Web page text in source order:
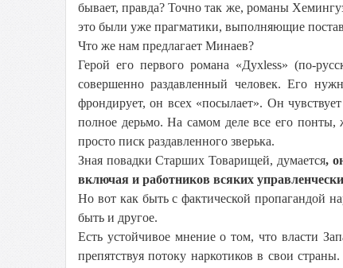
бывает, правда? Точно так же, романы
это были уже прагматики, выполняющие
Что же нам предлагает Минаев?
Герой его первого романа «Духless» (по-
совершенно раздавленный человек. Его
фрондирует, он всех «посылает». Он
полное дерьмо. На самом деле все его
просто писк раздавленного зверька.
Зная повадки Старших Товарищей, думается,
включая и работников всяких
Но вот как быть с фактической пропагандой
быть и другое.
Есть устойчивое мнение о том, что власти
препятствуя потоку наркотиков в свои